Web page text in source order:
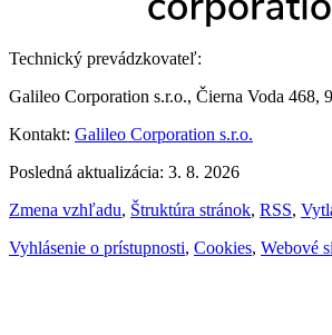
Technický prevádzkovateľ:
Galileo Corporation s.r.o., Čierna Voda 468,
Kontakt: Galileo Corporation s.r.o.
Posledná aktualizácia: 3. 8. 2026
Zmena vzhľadu, Štruktúra stránok, RSS,
Vyhlásenie o prístupnosti, Cookies, Webové